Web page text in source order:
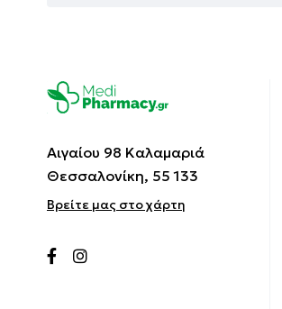
Αιγαίου 98 Καλαμαριά
Θεσσαλονίκη, 55 133
Βρείτε μας στο χάρτη